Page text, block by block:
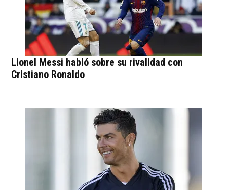
Lionel Messi habló sobre su rivalidad con
Cristiano Ronaldo